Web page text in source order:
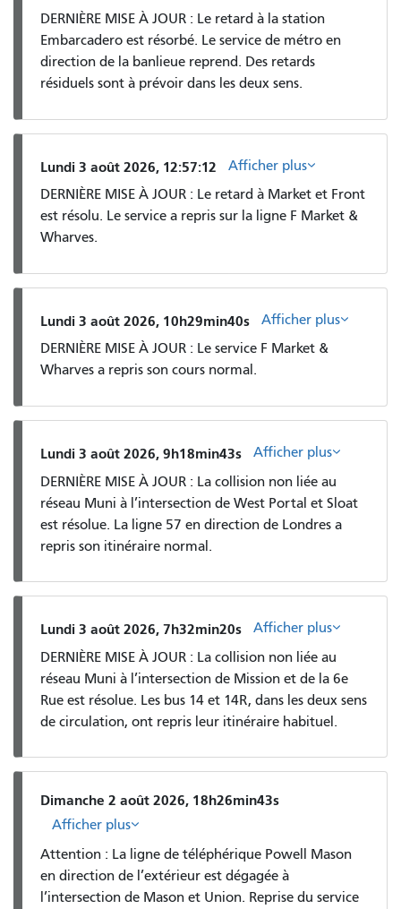
DERNIÈRE MISE À JOUR : Le retard à la station
Embarcadero est résorbé. Le service de métro en
direction de la banlieue reprend. Des retards
résiduels sont à prévoir dans les deux sens.
Lundi 3 août 2026, 12:57:12
Afficher plus
DERNIÈRE MISE À JOUR : Le retard à Market et Front
est résolu. Le service a repris sur la ligne F Market &
Wharves.
Lundi 3 août 2026, 10h29min40s
Afficher plus
DERNIÈRE MISE À JOUR : Le service F Market &
Wharves a repris son cours normal.
Lundi 3 août 2026, 9h18min43s
Afficher plus
DERNIÈRE MISE À JOUR : La collision non liée au
réseau Muni à l’intersection de West Portal et Sloat
est résolue. La ligne 57 en direction de Londres a
repris son itinéraire normal.
Lundi 3 août 2026, 7h32min20s
Afficher plus
DERNIÈRE MISE À JOUR : La collision non liée au
réseau Muni à l’intersection de Mission et de la 6e
Rue est résolue. Les bus 14 et 14R, dans les deux sens
de circulation, ont repris leur itinéraire habituel.
Dimanche 2 août 2026, 18h26min43s
Afficher plus
Attention : La ligne de téléphérique Powell Mason
en direction de l’extérieur est dégagée à
l’intersection de Mason et Union. Reprise du service